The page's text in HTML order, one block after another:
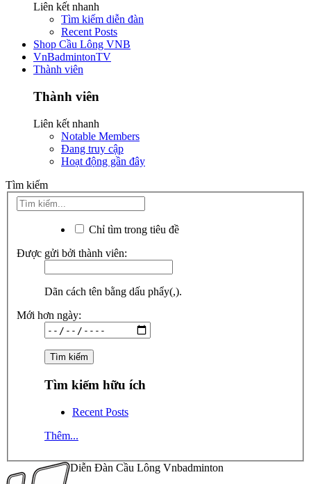
Liên kết nhanh
Tìm kiếm diễn đàn
Recent Posts
Shop Cầu Lông VNB
VnBadmintonTV
Thành viên
Thành viên
Liên kết nhanh
Notable Members
Đang truy cập
Hoạt động gần đây
Tìm kiếm
Chỉ tìm trong tiêu đề
Được gửi bởi thành viên:
Dãn cách tên bằng dấu phẩy(,).
Mới hơn ngày:
Tìm kiếm hữu ích
Recent Posts
Thêm...
Diễn Đàn Cầu Lông Vnbadminton